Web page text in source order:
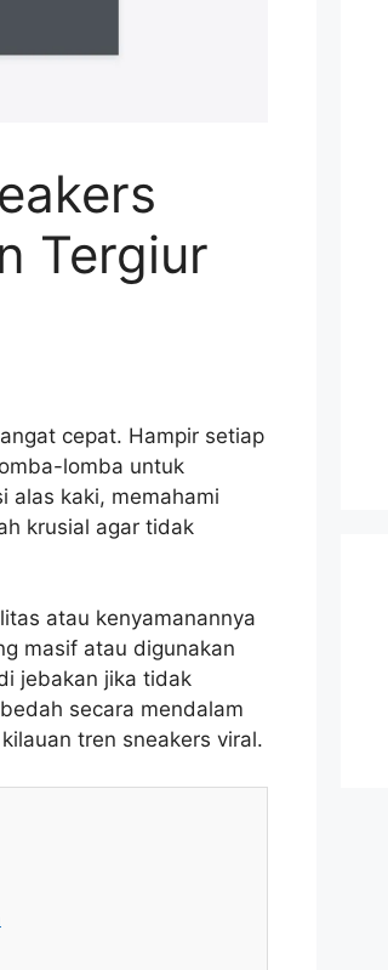
Tergiur
cepat. Hampir setiap
lomba untuk
alas kaki, memahami
krusial agar tidak
atau kenyamanannya
masif atau digunakan
jebakan jika tidak
secara mendalam
tren sneakers viral.